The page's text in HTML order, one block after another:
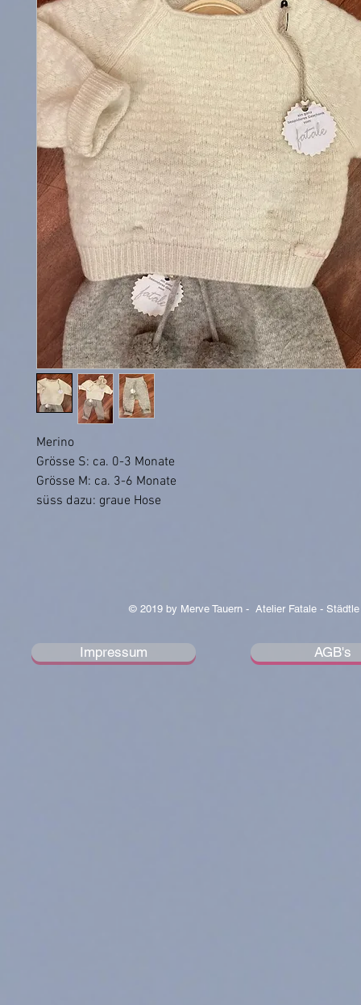
Merino
Grösse S: ca. 0-3 Monate
Grösse M: ca. 3-6 Monate
süss dazu: graue Hose
© 2019 by Merve Tauern - Atelier Fatale -
Impressum AGB's